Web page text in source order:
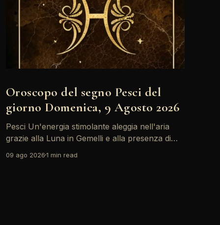
Oroscopo del segno Pesci del
giorno Domenica, 9 Agosto 2026
Pesci Un'energia stimolante aleggia nell'aria
grazie alla Luna in Gemelli e alla presenza di
comunicativi. È il momento giusto per esprimere
09 ago 20261 min read